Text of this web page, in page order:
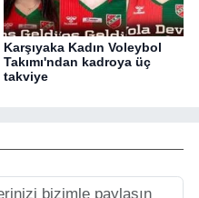
Karşıyaka Kadın Voleybol
Takımı'ndan kadroya üç
takviye